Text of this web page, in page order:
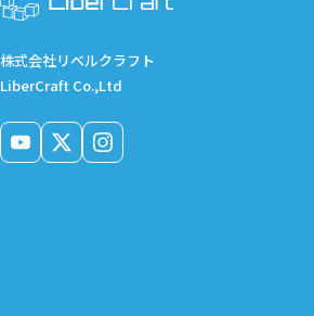
株式会社リベルクラフト
LiberCraft Co.,Ltd